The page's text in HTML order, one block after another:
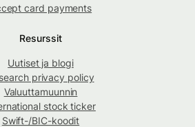
card payments
Resurssit
Uutiset ja blogi
privacy policy
Valuuttamuunnin
stock ticker
Swift-/BIC-koodit